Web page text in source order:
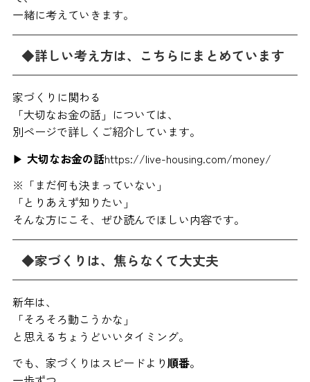
一緒に考えていきます。
◆詳しい考え方は、こちらにまとめています
家づくりに関わる
「大切なお金の話」については、
別ページで詳しくご紹介しています。
▶︎ 大切なお金の話https://live-housing.com/money/
※「まだ何も決まっていない」
「とりあえず知りたい」
そんな方にこそ、ぜひ読んでほしい内容です。
◆家づくりは、焦らなくて大丈夫
新年は、
「そろそろ動こうかな」
と思えるちょうどいいタイミング。
でも、家づくりはスピードより順番。